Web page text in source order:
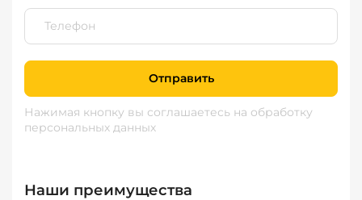
Отправить
Нажимая кнопку вы соглашаетесь на обработку
персональных данных
Наши преимущества